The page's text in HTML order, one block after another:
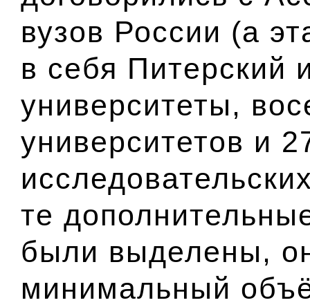
вузов России (а
в себя Питерский
университеты,
университетов и
те
были выделены,
минимальный